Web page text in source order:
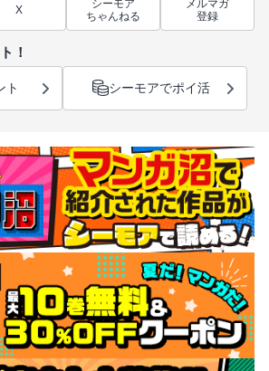
X
シーモア
ちゃんねる
メルマガ
登録
！
ト シーモアでポイ活